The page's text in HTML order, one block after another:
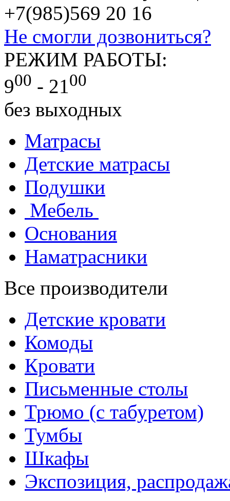
+7(985)569 20 16
Не смогли дозвониться?
РЕЖИМ РАБОТЫ:
900 - 2100
без выходных
Матрасы
Детские матрасы
Подушки
Мебель
Основания
Наматрасники
Все производители
Детские кровати
Комоды
Кровати
Письменные столы
Трюмо (с табуретом)
Тумбы
Шкафы
Экспозиция,